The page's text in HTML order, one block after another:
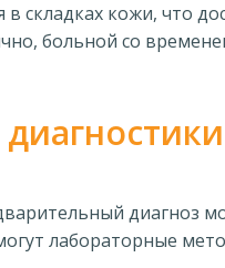
в складках кожи, что
больной со
диагноз
лабораторные